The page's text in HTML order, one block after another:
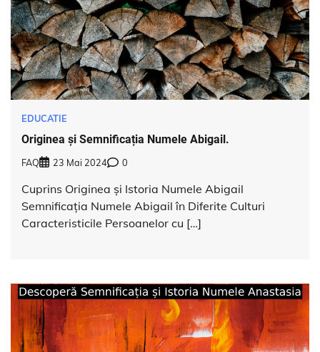
EDUCATIE
Originea și Semnificația Numele Abigail.
FAQ 23 Mai 2024 0
Cuprins Originea și Istoria Numele Abigail
Semnificația Numele Abigail în Diferite Culturi
Caracteristicile Persoanelor cu […]